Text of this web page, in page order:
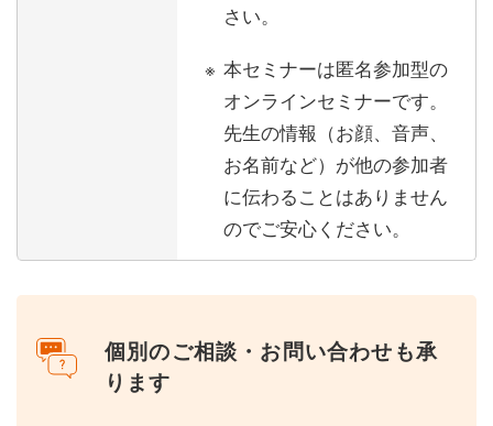
さい。
本セミナーは匿名参加型の
オンラインセミナーです。
先生の情報（お顔、音声、
お名前など）が他の参加者
に伝わることはありません
のでご安心ください。
個別のご相談・お問い合わせも承
ります